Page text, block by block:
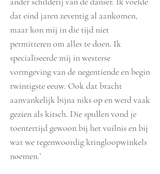
dat eind jaren zeventig al aankomen,
maar kon mij in die tijd niet
permitteren om alles te doen. Ik
specialiseerde mij in westerse
vormgeving van de negentiende en begin
twintigste eeuw. Ook dat bracht
aanvankelijk bijna niks op en werd vaak
gezien als kitsch. Die spullen vond je
toentertijd gewoon bij het vuilnis en bij
wat we tegenwoordig kringloopwinkels
noemen.’